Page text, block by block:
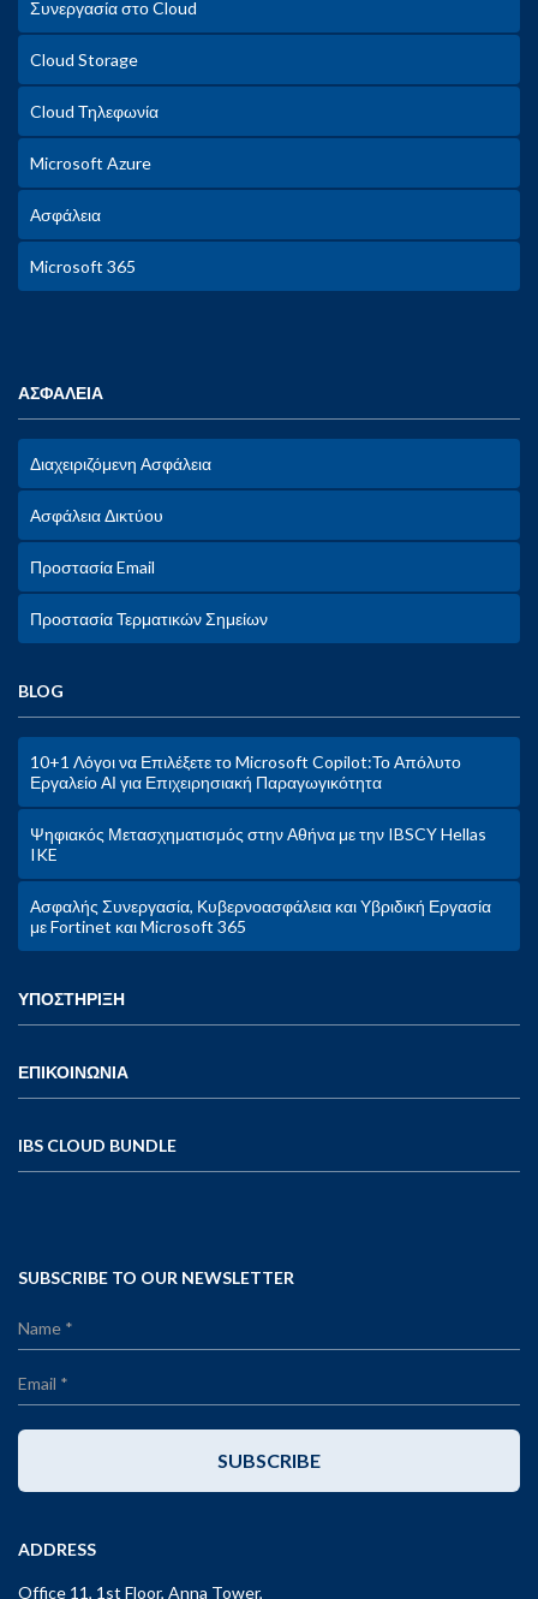
Συνεργασία στο Cloud
Cloud Storage
Cloud Τηλεφωνία
Microsoft Azure
Ασφάλεια
Microsoft 365
ΑΣΦΑΛΕΙΑ
Διαχειριζόμενη Ασφάλεια
Ασφάλεια Δικτύου
Προστασία Email
Προστασία Τερματικών Σημείων
BLOG
10+1 Λόγοι να Επιλέξετε το Microsoft Copilot:Το Απόλυτο
Εργαλείο ΑΙ για Επιχειρησιακή Παραγωγικότητα
Ψηφιακός Μετασχηματισμός στην Αθήνα με την IBSCY Hellas
IKE
Ασφαλής Συνεργασία, Κυβερνοασφάλεια και Υβριδική Εργασία
με Fortinet και Microsoft 365
ΥΠΟΣΤΗΡΙΞΗ
ΕΠΙΚΟΙΝΩΝΙΑ
IBS CLOUD BUNDLE
SUBSCRIBE TO OUR NEWSLETTER
SUBSCRIBE
ADDRESS
Office 11, 1st Floor, Anna Tower,